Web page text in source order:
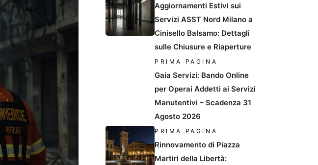
Aggiornamenti Estivi sui
Servizi ASST Nord Milano a
Cinisello Balsamo: Dettagli
sulle Chiusure e Riaperture
PRIMA PAGINA
Gaia Servizi: Bando Online
per Operai Addetti ai Servizi
Manutentivi – Scadenza 31
Agosto 2026
PRIMA PAGINA
Rinnovamento di Piazza
Martiri della Libertà: